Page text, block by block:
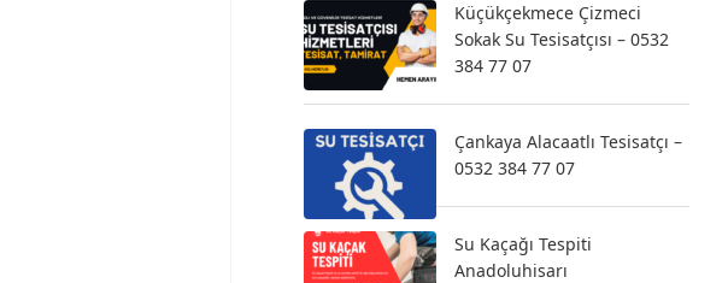
Küçükçekmece Çizmeci
Sokak Su Tesisatçısı – 0532
384 77 07
Çankaya Alacaatlı Tesisatçı –
0532 384 77 07
Su Kaçağı Tespiti
Anadoluhisarı